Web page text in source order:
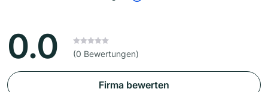
0.0 (0 Bewertungen)
Firma bewerten